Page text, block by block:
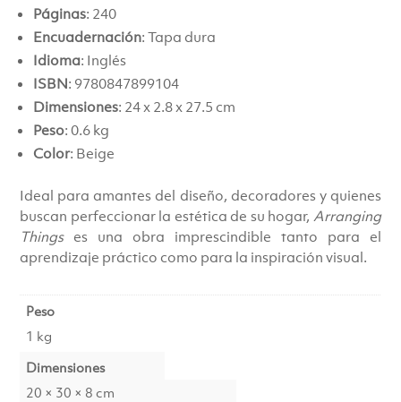
Páginas: 240
Encuadernación: Tapa dura
Idioma: Inglés
ISBN: 9780847899104
Dimensiones: 24 x 2.8 x 27.5 cm
Peso: 0.6 kg
Color: Beige
Ideal para amantes del diseño, decoradores y quienes
buscan perfeccionar la estética de su hogar, Arranging
Thingses una obra imprescindible tanto para el
aprendizaje práctico como para la inspiración visual.
Peso
1 kg
Dimensiones
20 × 30 × 8 cm